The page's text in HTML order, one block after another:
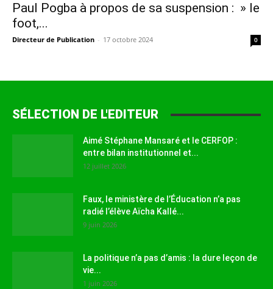
Paul Pogba à propos de sa suspension : » le
foot,...
Directeur de Publication - 17 octobre 2024 0
SÉLECTION DE L'EDITEUR
Aimé Stéphane Mansaré et le CERFOP :
entre bilan institutionnel et...
12 juillet 2026
Faux, le ministère de l’Éducation n’a pas
radié l’élève Aïcha Kallé...
9 juin 2026
La politique n’a pas d’amis : la dure leçon de
vie...
1 juin 2026